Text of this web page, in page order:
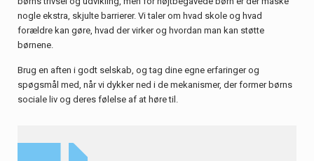
nogle ekstra, skjulte barrierer. Vi taler om hvad skole og hvad
forældre kan gøre, hvad der virker og hvordan man kan støtte
børnene.
Brug en aften i godt selskab, og tag dine egne erfaringer og
spøgsmål med, når vi dykker ned i de mekanismer, der former børns
sociale liv og deres følelse af at høre til.